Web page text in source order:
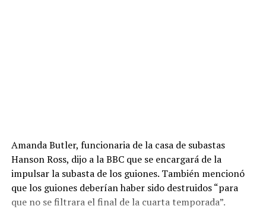
Amanda Butler, funcionaria de la casa de subastas
Hanson Ross, dijo a la BBC que se encargará de la
impulsar la subasta de los guiones. También mencionó
que los guiones deberían haber sido destruidos “para
que no se filtrara el final de la cuarta temporada”.